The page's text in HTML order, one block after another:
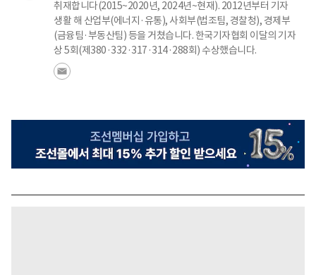
취재합니다(2015~2020년, 2024년~현재). 2012년부터 기자
생활 해 산업부(에너지·유통), 사회부(법조팀, 경찰청), 경제부
(금융팀·부동산팀) 등을 거쳤습니다. 한국기자협회 이달의 기자
상 5회(제380·332·317·314·288회) 수상했습니다.